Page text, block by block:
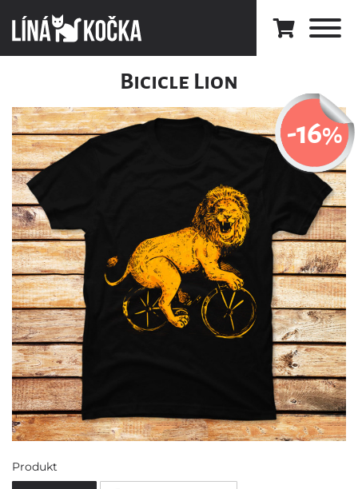
Bicicle Lion
-16%
Produkt